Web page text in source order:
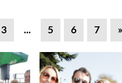
3 ... 5 6 7 »